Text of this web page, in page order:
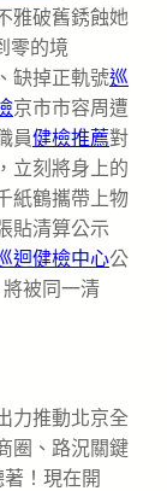
雅破舊銹蝕她
零的境
缺掉正軌號巡
京市市容周遭
員健檢推薦對
立刻將身上的
紙鶴攜帶上物
貼清算公示
迴健檢中心公
被同一清
力推動北京全
圈、路況關鍵
！現在開